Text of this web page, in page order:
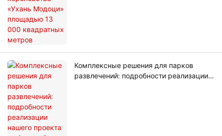
Комплексные решения для парков
развлечений: подробности реализации